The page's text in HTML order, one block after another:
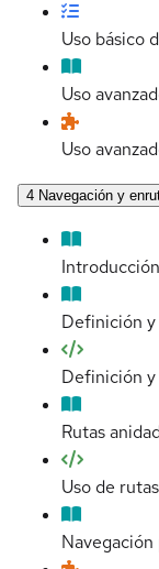
Uso básico
Uso
Uso
4 Navegación y
Definición
Definición y
Rutas
Uso de